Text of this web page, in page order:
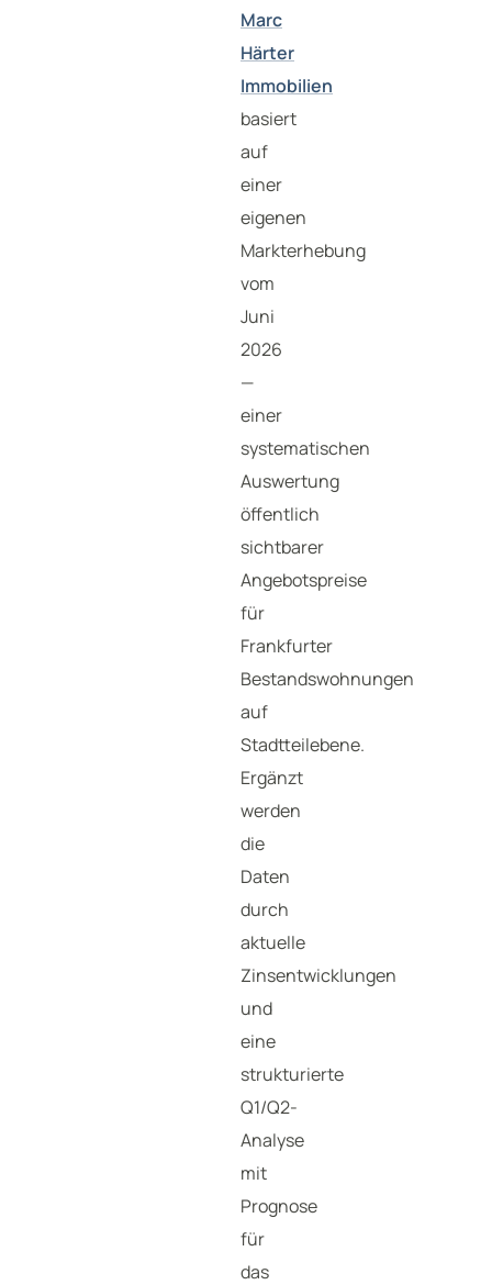
Marc
Härter
Immobilien
basiert
auf
einer
eigenen
Markterhebung
vom
Juni
2026
—
einer
systematischen
Auswertung
öffentlich
sichtbarer
Angebotspreise
für
Frankfurter
Bestandswohnungen
auf
Stadtteilebene.
Ergänzt
werden
die
Daten
durch
aktuelle
Zinsentwicklungen
und
eine
strukturierte
Q1/Q2-
Analyse
mit
Prognose
für
das